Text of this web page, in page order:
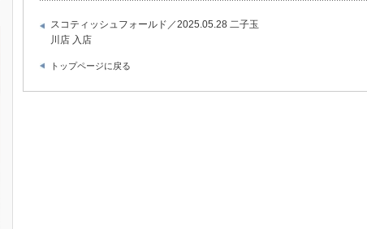
スコティッシュフォールド／2025.05.28 二子玉
川店 入店
トップページに戻る